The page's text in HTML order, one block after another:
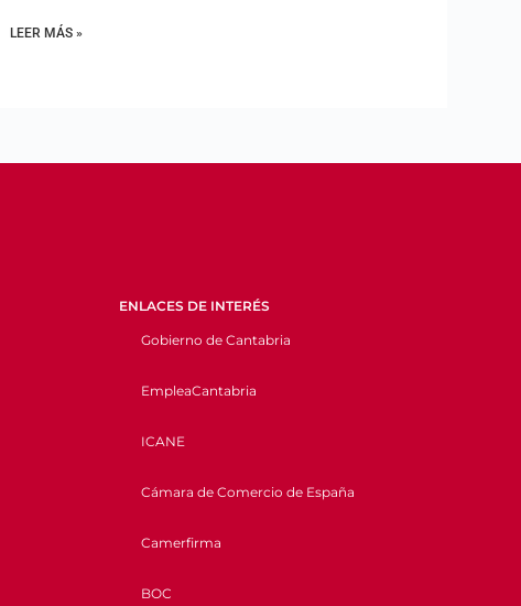
LEER MÁS »
ENLACES DE INTERÉS
Gobierno de Cantabria
EmpleaCantabria
ICANE
Cámara de Comercio de España
Camerfirma
BOC